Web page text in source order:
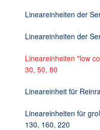
Lineareinheiten der
Lineareinheiten der
Lineareinheiten "low
30, 50, 80
Lineareinheit für
Lineareinheiten für
130, 160, 220